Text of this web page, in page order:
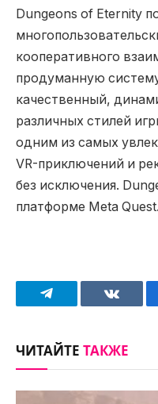
Dungeons of Eternity
кооперативного
продуманную
качественный,
различных стилей
одним из самых
VR-приключений и
без исключения.
платформе Meta Quest.
Telegram
ЧИТАЙТЕТАКЖЕ